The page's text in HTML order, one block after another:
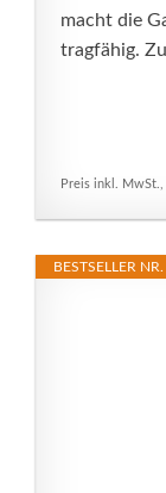
macht die
tragfähig.
Preis inkl. MwSt.,
BESTSELLER